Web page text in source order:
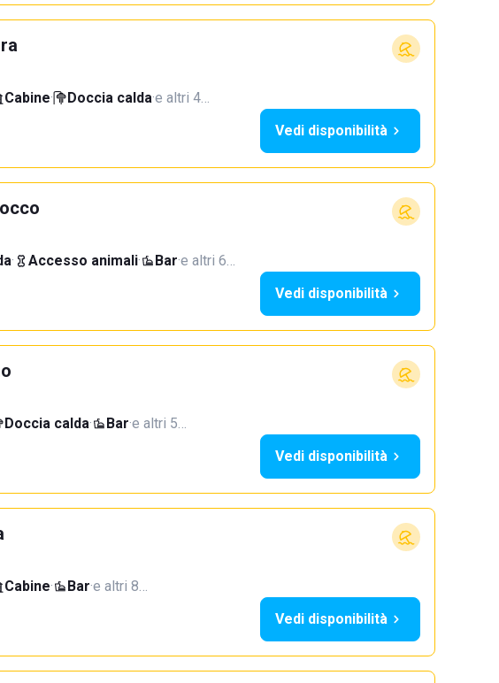
Cabine· Doccia calda·e altri 4…
Vedi disponibilità
· Accesso animali· Bar·e altri 6…
Vedi disponibilità
Doccia calda· Bar·e altri 5…
Vedi disponibilità
Cabine· Bar·e altri 8…
Vedi disponibilità